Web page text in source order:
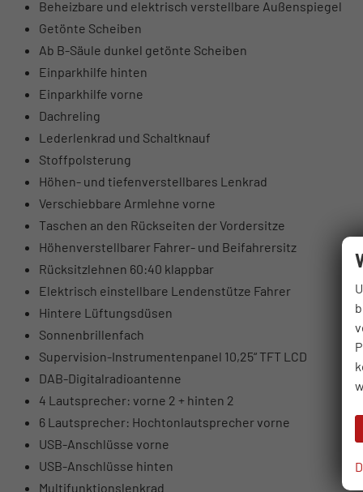
Beheizbare und elektrisch verstellbare Außenspiegel
Getönte Scheiben
Ab B-Säule dunkel getönte Scheiben
Einparkhilfe hinten
Einparkhilfe vorne
Dachreling
Lederlenkrad und Schaltknauf
Stoffpolsterung
Höhen- und tiefenverstellbares Lenkrad
Verschiebbare Armlehne vorne
Taschen an den Rückseiten der Vordersitze
Höhenverstellbarer Fahrer- und Beifahrersitz
Rücksitzlehnen 60:40 klappbar
Elektrisch einstellbare Lendenstütze Fahrer
Hintere Lüftungsdüsen
Sonnenbrillenfach
Supervision-Instrumentenpanel 10,25“ TFT LCD
DAB-Digitalradioantenne
4 Lautsprecher: vorne 2 + hinten 2
6 Lautsprecher: Hochtonlautsprecher vorne
USB-Anschlüsse vorne
USB-Anschlüsse hinten
Multifunktionslenkrad